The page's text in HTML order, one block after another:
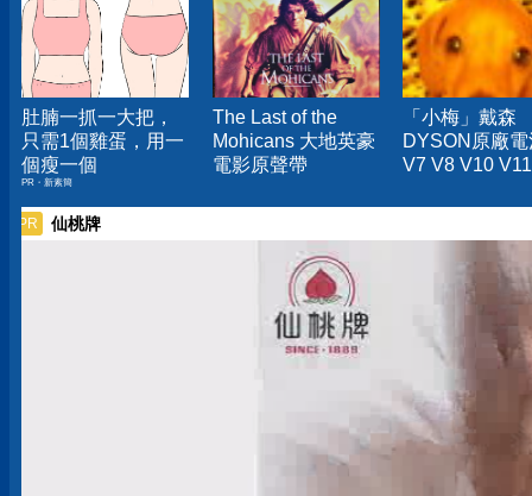
肚腩一抓一大把，
只需1個雞蛋，用一
個瘦一個
PR・新素簡
The Last of the
Mohicans 大地英豪
電影原聲帶
「小梅」戴森
DYSON原廠
V7 V8 V10
PR 仙桃牌